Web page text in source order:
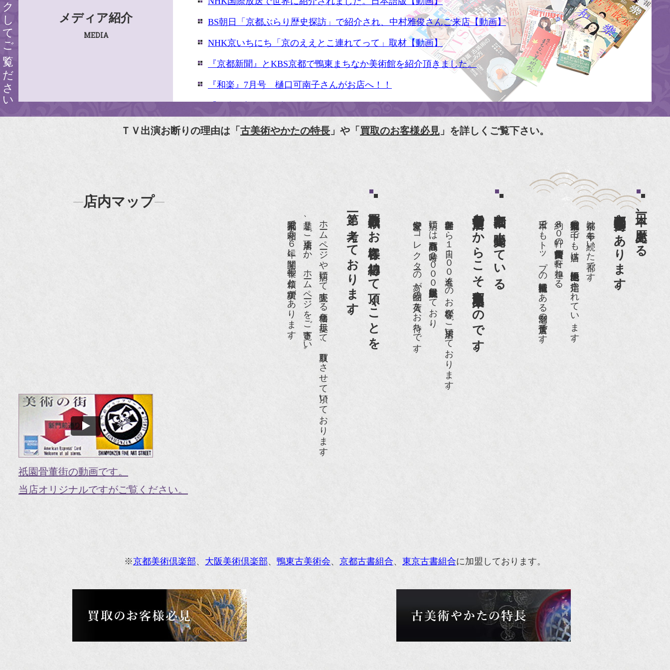
メディア紹介
MEDIA
BS朝日「京都ぶらり歴史探訪」で紹介され、中村雅俊さんご来店【動画】
NHK京いちにち「京のええとこ連れてって」取材【動画】
『京都新聞』とKBS京都で鴨東まちなか美術館を紹介頂きました。
『和楽』7月号 樋口可南子さんがお店へ！！
『樋口可南子の古寺散歩』（5月17日発行）
『FIGARO japon』12月号
『mr partner』2011年2月号
2009年11月 『週刊現代』2009年11月28日号
『Hanako WEST』4月号
『骨董古美術の愉しみ方』（4月16日発行）
『ORANGE travel』2006年 SUMMER
国際交流サービス協会に2017年6月７日紹介頂きました。
『花時間』7月号
『東京育ちの京都案内』麻生圭子著 文芸春秋刊
『私のアンティーク』
ＴＶ出演お断りの理由は「 古美術やかたの特長 」や「 買取のお客様必見 」を詳しくご覧下さい。
店内マップ
祇園骨董街の動画です。
当店オリジナルですがご覧ください。
日本一、歴史ある
京都祇園骨董街にあります。
京都は千年も続いた都です。
京都祇園骨董街の中でも当店は、歴史的保全地区に指定されています。
約８０軒の古美術骨董商が軒を連ねる、
日本でもトップの祇園骨董街にある老舗の骨董店です。
京都祇園で小売販売している
老舗骨董店だからこそ高価買取出来るのです。
世界各国から１日１００名近くのお客様がご来店頂いております。
店頭には買取商品を常時２０００点以上展示販売しており、
愛好家やコレクターの方が品物の入荷をお待ちです。
買取依頼のお客様に納得して頂くことを
第一と考えております。
ホームページや店頭にて販売する価格を提示して、買取りさせて頂いております。
是非、ご来店頂くか、ホームページをご覧下さい。
京都祇園で昭和５６年に開業、長年の信頼と実績があります。
※京都美術倶楽部、 大阪美術倶楽部、 鴨東古美術会、 京都古書組合、 東京古書組合に加盟しております。